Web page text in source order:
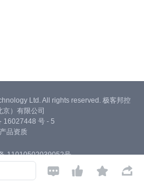
   
Ltd. All rights reserved. 极客邦控
京）有限公司
16027448 号 - 5
产品资质
11010502039052号